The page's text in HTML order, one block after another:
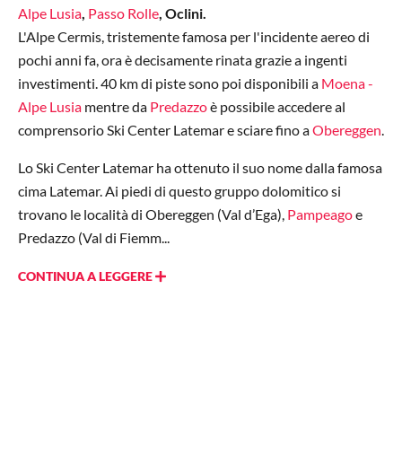
Alpe Lusia, Passo Rolle, Oclini.
L'Alpe Cermis, tristemente famosa per l'incidente aereo di
pochi anni fa, ora è decisamente rinata grazie a ingenti
investimenti. 40 km di piste sono poi disponibili a Moena -
Alpe Lusia mentre da Predazzoè possibile accedere al
comprensorio Ski Center Latemar e sciare fino aObereggen.
Lo Ski Center Latemar ha ottenuto il suo nome dalla famosa
cima Latemar. Ai piedi di questo gruppo dolomitico si
trovano le località di Obereggen (Val d’Ega), Pampeagoe
Predazzo (Val di Fiemm...
CONTINUA A LEGGERE